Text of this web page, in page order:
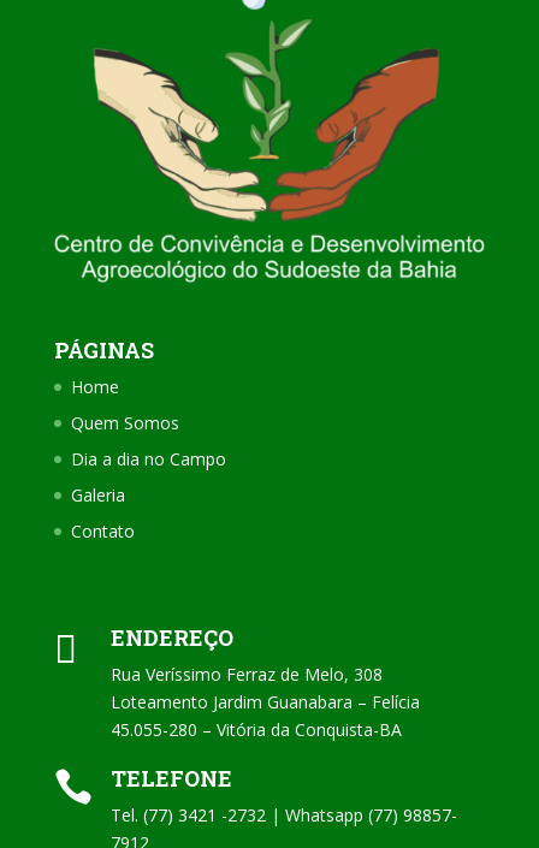
PÁGINAS
Home
Quem Somos
Dia a dia no Campo
Galeria
Contato
 ENDEREÇO
Rua Veríssimo Ferraz de Melo, 308
Loteamento Jardim Guanabara – Felícia
45.055-280 – Vitória da Conquista-BA
 TELEFONE
Tel. (77) 3421 -2732 | Whatsapp (77) 98857-
7912